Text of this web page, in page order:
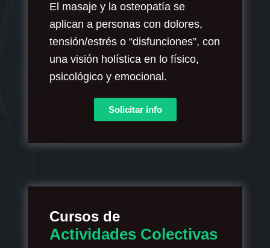
El masaje y la osteopatía se
aplican a personas con dolores,
tensión/estrés o “disfunciones”, con
una visión holística en lo físico,
psicológico y emocional.​
Solicitar info
Cursos de
Actividades Colectivas